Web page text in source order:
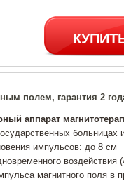
полем, гарантия 2
аппарат
больницах
импульсов: до 8 см
воздействия
магнитного поля в